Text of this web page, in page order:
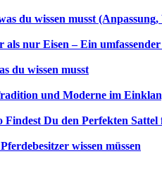
du wissen musst
als nur Eisen – Ein
du wissen musst
und Moderne im
Findest Du den Perfekten
wissen müssen